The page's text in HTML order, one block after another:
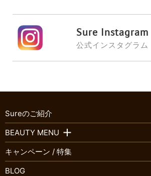
Sure Instagram
公式インスタグラム
Sureのご紹介
BEAUTY MENU
キャンペーン / 特集
BLOG